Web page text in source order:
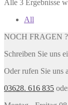
Alle 3 Ergebnisse
All
NOCH FRAGEN ?
Schreiben Sie uns
Oder rufen Sie uns
03628. 616 835